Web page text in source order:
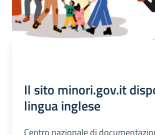
Il sito minori.gov.it
lingua inglese
Centro nazionale di